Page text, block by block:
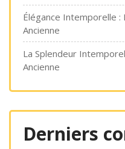
Élégance Intemporelle
Ancienne
La Splendeur
Ancienne
Derniers